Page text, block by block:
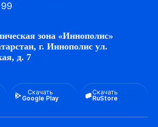
зона «Иннополис»
г. Иннополис ул.
д. 7
Скачать
Google Play
Скачать
RuStore